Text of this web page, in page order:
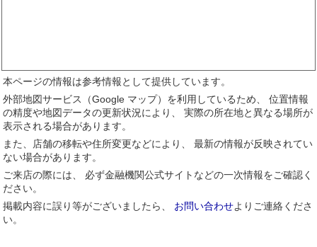
本ページの情報は参考情報として提供しています。
外部地図サービス（Google マップ）を利用しているため、 位置情報
の精度や地図データの更新状況により、 実際の所在地と異なる場所が
表示される場合があります。
また、店舗の移転や住所変更などにより、 最新の情報が反映されてい
ない場合があります。
ご来店の際には、 必ず金融機関公式サイトなどの一次情報をご確認く
ださい。
掲載内容に誤り等がございましたら、 お問い合わせよりご連絡くださ
い。